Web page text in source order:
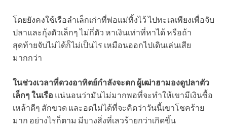
โดยยังคงใช้เรือลำเล็กเก่าที่พ่อแม่ทิ้งไว้ ไปทะเลเพียงเพื่อจับ
ปลาและกุ้งตัวเล็กๆ ไม่กี่ตัว หาเงินเท่าที่หาได้ หรือถ้า
สุดท้ายจับไม่ได้ก็ไม่เป็นไร เหมือนออกไปเดินเล่นเสีย
มากกว่า
ในช่วงเวลาที่ดวงอาทิตย์กำลังจะตก ผู้เฒ่าฮามองดูปลาตัว
เล็กๆ ในเรือ แน่นอนว่ามันไม่มากพอที่จะทำให้เขามีเงินซื้อ
เหล้าดีๆ สักขวด และอดไม่ได้ที่จะคิดว่าวันนี้เขาโชคร้าย
มาก อย่างไรก็ตาม มีบางสิ่งที่เลวร้ายกว่าเกิดขึ้น